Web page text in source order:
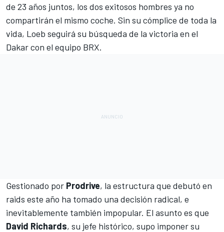
de 23 años juntos, los dos exitosos hombres ya no
compartirán el mismo coche. Sin su cómplice de toda la
vida, Loeb seguirá su búsqueda de la victoria en el
Dakar con el equipo BRX.
Gestionado por Prodrive, la estructura que debutó en
raids este año ha tomado una decisión radical, e
inevitablemente también impopular. El asunto es que
David Richards, su jefe histórico, supo imponer su